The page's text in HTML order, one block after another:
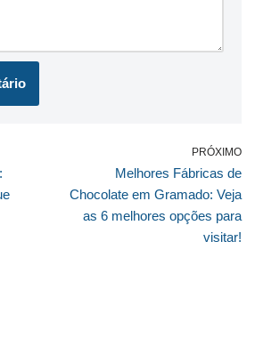
PRÓXIMO
Melhores Fábricas de
Chocolate em Gramado: Veja
as 6 melhores opções para
visitar!